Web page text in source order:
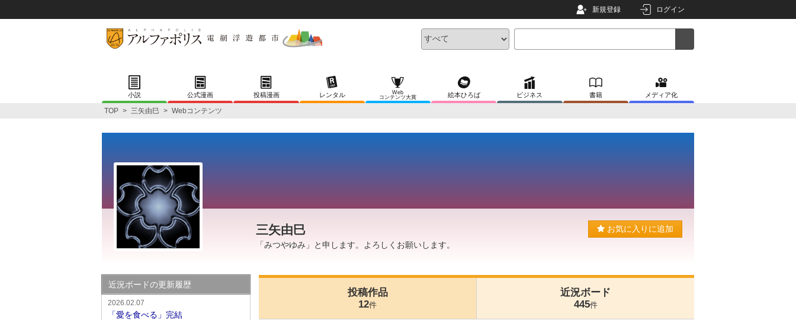
新規登録 ログイン
小説 公式漫画 投稿漫画 レンタル
Web
コンテンツ大賞
絵本ひろば ビジネス 書籍 メディア化
TOP > 三矢由巳 > Webコンテンツ
三矢由巳
「みつやゆみ」と申します。よろしくお願いします。
お気に入りに追加
投稿作品
12件
近況ボード
445件
近況ボードの更新履歴
2026.02.07
「愛を食べる」完結